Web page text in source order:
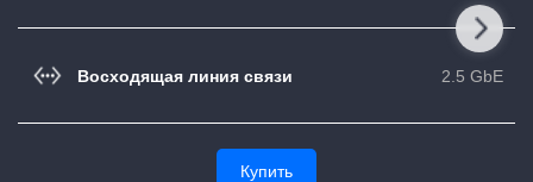
Восходящая линия связи 2.5 GbE
Купить